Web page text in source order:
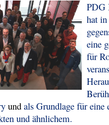
PDG
hat
eine
für
und als Grundlage für eine
und ähnlichem.